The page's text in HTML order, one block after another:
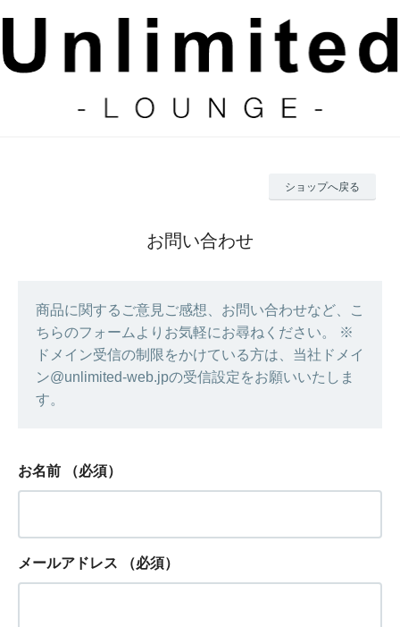
ショップへ戻る
お問い合わせ
商品に関するご意見ご感想、お問い合わせなど、こ
ちらのフォームよりお気軽にお尋ねください。 ※
ドメイン受信の制限をかけている方は、当社ドメイ
ン@unlimited-web.jpの受信設定をお願いいたしま
す。
お名前 （必須）
メールアドレス （必須）